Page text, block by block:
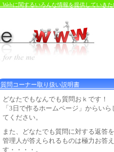
Webに関するいろんな情報を提供していき
質問コーナー取り扱い説明書
どなたでもなんでも質問おｋです！
「3日で作るホームページ」からい
てください。
また、どなたでも質問に対する返答
管理人が答えられるものは極力お答
す・・・・。